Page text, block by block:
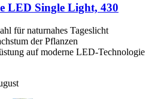
LED Single Light, 430
für naturnahes Tageslicht
der Pflanzen
auf moderne LED-Technologie